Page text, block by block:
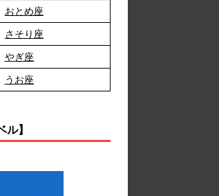
おとめ座
さそり座
やぎ座
うお座
】